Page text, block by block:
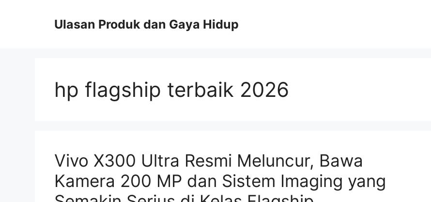
Ulasan Produk dan Gaya Hidup
hp flagship terbaik 2026
Vivo X300 Ultra Resmi Meluncur, Bawa
Kamera 200 MP dan Sistem Imaging yang